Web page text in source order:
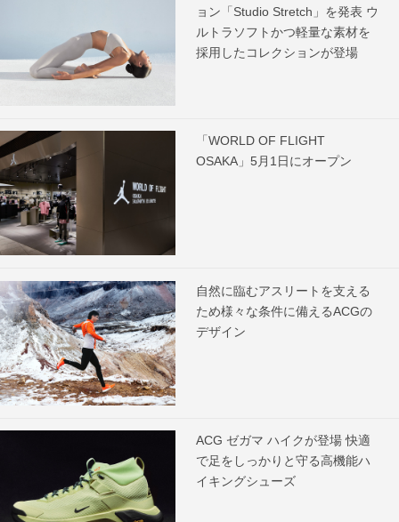
ョン「Studio Stretch」を発表 ウ
ルトラソフトかつ軽量な素材を
採用したコレクションが登場
「WORLD OF FLIGHT
OSAKA」5月1日にオープン
自然に臨むアスリートを支える
ため様々な条件に備えるACGの
デザイン
ACG ゼガマ ハイクが登場 快適
で足をしっかりと守る高機能ハ
イキングシューズ